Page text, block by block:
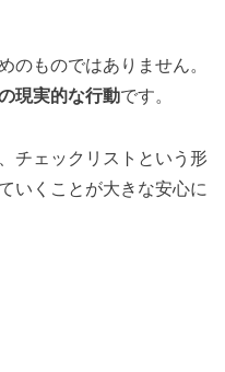
のものではありません。
現実的な行動です。
チェックリストという形
いくことが大きな安心に